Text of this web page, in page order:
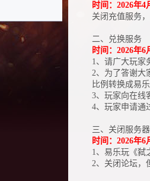
时间：2026年4
关闭充值服务
二、兑换服务
时间： 2026年6
1、请广大玩家
2、为了答谢大
比例转换成易
3、玩家向在线
4、玩家申请通
三、关闭服务器
时间 ：2026年6
1、易乐玩《弑
2、关闭论坛，